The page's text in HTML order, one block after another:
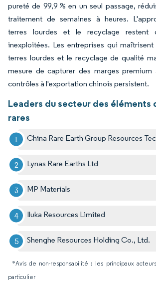
pureté de 99,9 % en un seul passage,
traitement de semaines à heures.
terres lourdes et le recyclage restent
inexploitées. Les entreprises qui
terres lourdes et le recyclage de qualité
mesure de capturer des marges premium
contrôles à l'exportation chinois persistent.
Leaders du secteur des éléments
rares
China Rare Earth Group Resources
Lynas Rare Earths Ltd
MP Materials
Iluka Resources Limited
Shenghe Resources Holding Co., Ltd.
*Avis de non-responsabilité : les principaux
particulier